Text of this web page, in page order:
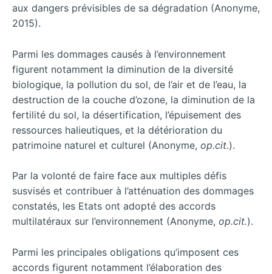
aux dangers prévisibles de sa dégradation (Anonyme,
2015).
Parmi les dommages causés à l’environnement
figurent notamment la diminution de la diversité
biologique, la pollution du sol, de l’air et de l’eau, la
destruction de la couche d’ozone, la diminution de la
fertilité du sol, la désertification, l’épuisement des
ressources halieutiques, et la détérioration du
patrimoine naturel et culturel (Anonyme, op.cit.).
Par la volonté de faire face aux multiples défis
susvisés et contribuer à l’atténuation des dommages
constatés, les Etats ont adopté des accords
multilatéraux sur l’environnement (Anonyme, op.cit.).
Parmi les principales obligations qu’imposent ces
accords figurent notamment l’élaboration des